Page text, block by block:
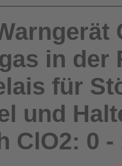
in der
für
und
ClO2: 0